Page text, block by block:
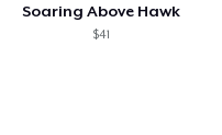
Soaring Above Hawk
$41